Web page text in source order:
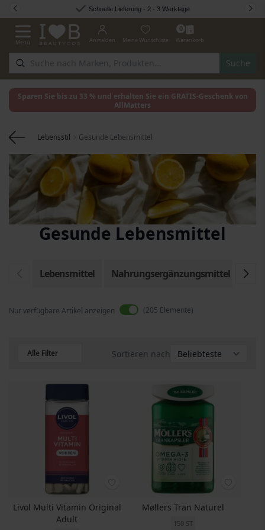
Zum Inhalt springen Schnelle Lieferung - 2 - 3 Werktage
Navigation umschalten
Menü
Suche
Anmelden Meine Wunschliste
0
Warenkorb
Sparen Sie bis zu 33 % und erhalten Sie ein GRATIS-Geschenk von
AllMatters
Lebensstil Gesunde Lebensmittel
Gesunde Lebensmittel
Lebensmittel Nahrungsergänzungsmittel
Nur verfügbare Artikel anzeigen 205 Elemente
Alle Filter Sortieren nach
Livol Multi Vitamin Original
Adult
Møllers Tran Naturel
150 ST